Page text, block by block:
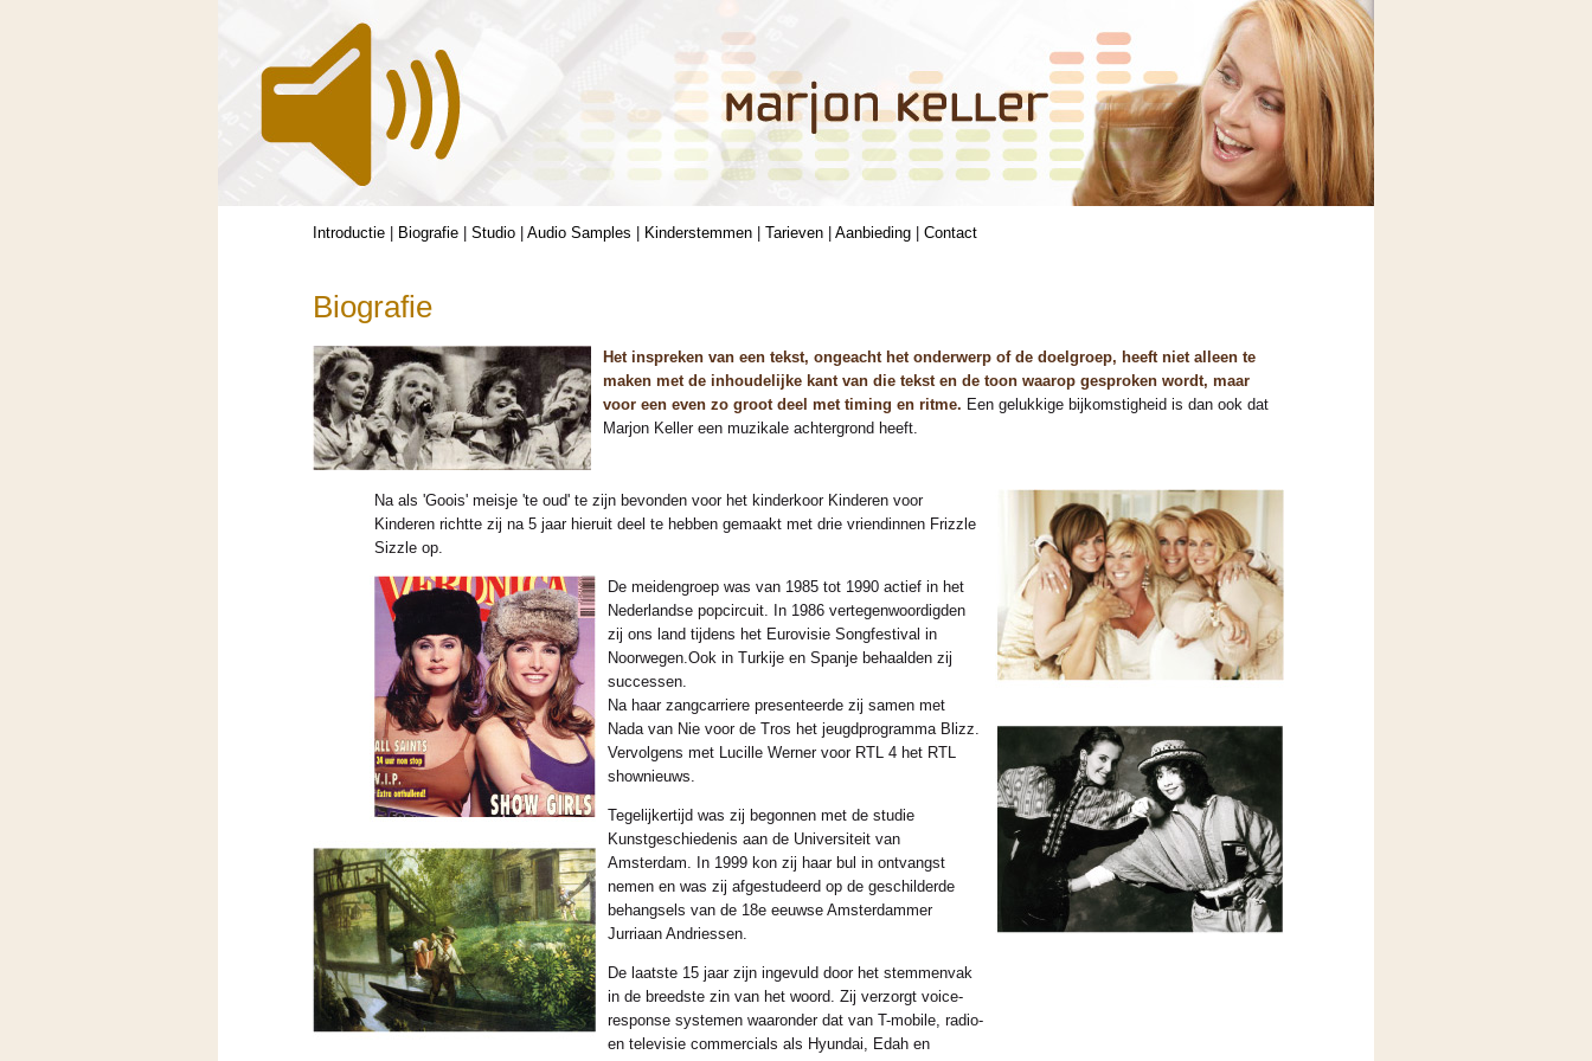
Introductie Biografie Studio Audio Samples Kinderstemmen Tarieven Aanbieding Contact
Biografie
Het inspreken van een tekst, ongeacht het onderwerp of de doelgroep, heeft niet alleen te
maken met de inhoudelijke kant van die tekst en de toon waarop gesproken wordt, maar
voor een even zo groot deel met timing en ritme. Een gelukkige bijkomstigheid is dan ook dat
Marjon Keller een muzikale achtergrond heeft.
Na als 'Goois' meisje 'te oud' te zijn bevonden voor het kinderkoor Kinderen voor
Kinderen richtte zij na 5 jaar hieruit deel te hebben gemaakt met drie vriendinnen Frizzle
Sizzle op.
De meidengroep was van 1985 tot 1990 actief in het
Nederlandse popcircuit. In 1986 vertegenwoordigden
zij ons land tijdens het Eurovisie Songfestival in
Noorwegen.Ook in Turkije en Spanje behaalden zij
successen.
Na haar zangcarriere presenteerde zij samen met
Nada van Nie voor de Tros het jeugdprogramma Blizz.
Vervolgens met Lucille Werner voor RTL 4 het RTL
shownieuws.
Tegelijkertijd was zij begonnen met de studie
Kunstgeschiedenis aan de Universiteit van
Amsterdam. In 1999 kon zij haar bul in ontvangst
nemen en was zij afgestudeerd op de geschilderde
behangsels van de 18e eeuwse Amsterdammer
Jurriaan Andriessen.
De laatste 15 jaar zijn ingevuld door het stemmenvak
in de breedste zin van het woord. Zij verzorgt voice-
response systemen waaronder dat van T-mobile, radio-
en televisie commercials als Hyundai, Edah en